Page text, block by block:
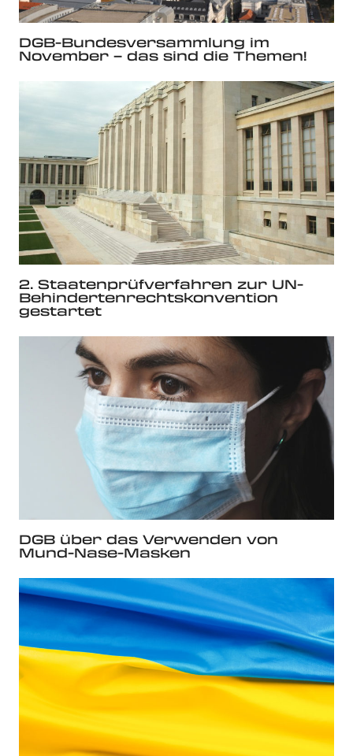
DGB-Bundesversammlung im
November – das sind die Themen!
2. Staatenprüfverfahren zur UN-
Behindertenrechtskonvention
gestartet
DGB über das Verwenden von
Mund-Nase-Masken